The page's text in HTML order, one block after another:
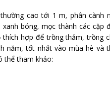
cao tới 1 m, phân cành
bóng, mọc thành các cặp
hợp để trồng thảm, trồng
năm, tốt nhất vào mùa hè và
thể tham khảo: